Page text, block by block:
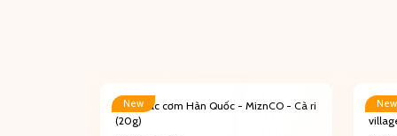
New
Gia vị rắc cơm Hàn Quốc - MiznCO - Cà ri
(20g)
New
Mứt